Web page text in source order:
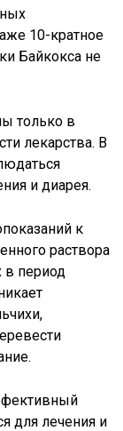
10-кратное
Байкокса не
только в
лекарства. В
и диарея.
к
раствора
в период
для лечения и